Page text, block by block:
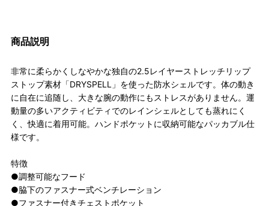
商品説明
非常に柔らかくしなやかな独自の2.5レイヤーストレッチリップ
ストップ素材「DRYSPELL」を使った防水シェルです。体の動き
に自在に追随し、大きな腕の動作にもストレスがありません。運
動量の多いアクティビティでのレインシェルとしても蒸れにく
く、快適に着用可能。ハンドポケットに収納可能なパッカブル仕
様です。
特徴
●調整可能なフード
●脇下のファスナー式ベンチレーション
●ファスナー付きチェストポケット